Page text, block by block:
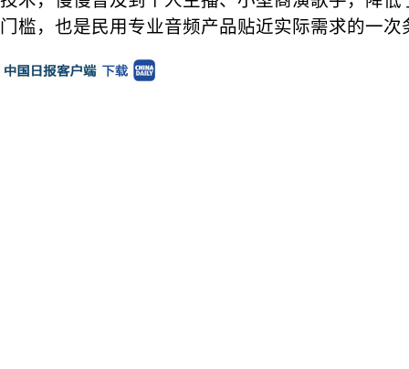
门槛，也是民用专业音频产品贴近实际需求的一次